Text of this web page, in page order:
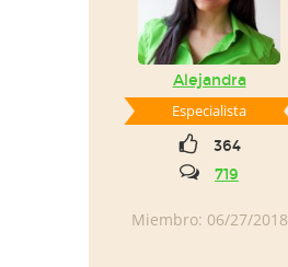
Alejandra
Especialista
364
719
Miembro: 06/27/2018